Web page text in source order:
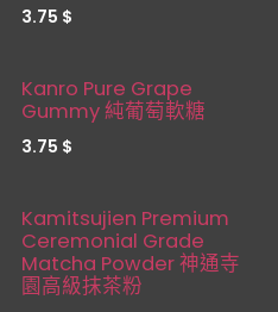
3.75 $
新品！
Kanro Pure Grape
Gummy 純葡萄軟糖
3.75 $
新品！
Kamitsujien Premium
Ceremonial Grade
Matcha Powder 神通寺
園高級抹茶粉